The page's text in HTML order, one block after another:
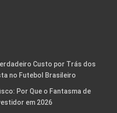
Custo por Trás dos
no Futebol Brasileiro
Por Que o Fantasma de
em 2026